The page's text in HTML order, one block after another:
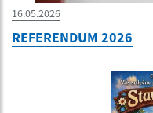
16.05.2026
REFERENDUM 2026